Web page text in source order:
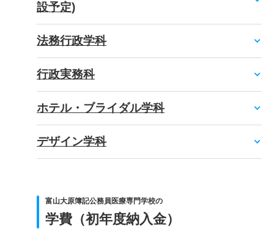
設予定)
法務行政学科
行政実務科
ホテル・ブライダル学科
デザイン学科
富山大原簿記公務員医療専門学校の
学費（初年度納入金）